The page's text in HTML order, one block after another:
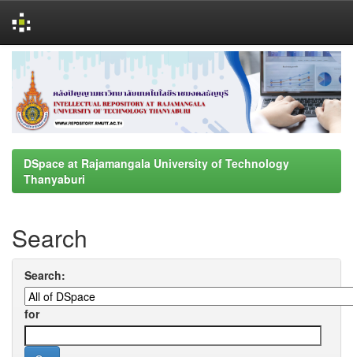
navigation
DSpace at Rajamangala University of Technology
Thanyaburi
Search
Search:
for